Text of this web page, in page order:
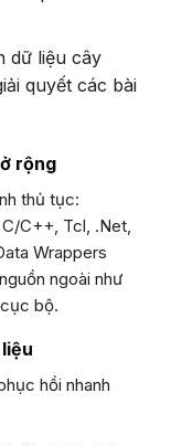
dữ liệu cây
quyết các bài
rộng
thủ tục:
C++, Tcl, .Net,
Wrappers
ngoài như
bộ.
hồi nhanh